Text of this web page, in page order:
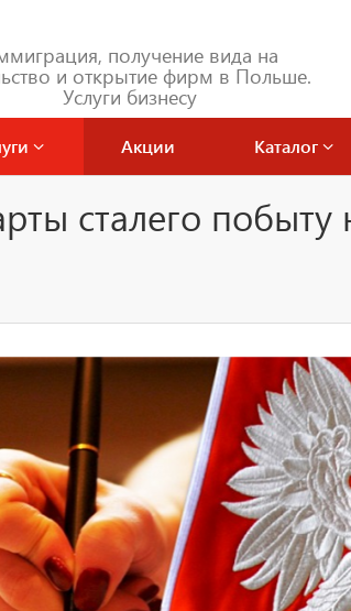
получение вида на
и открытие фирм в Польше.
Услуги бизнесу
Акции Каталог
сталего побыту